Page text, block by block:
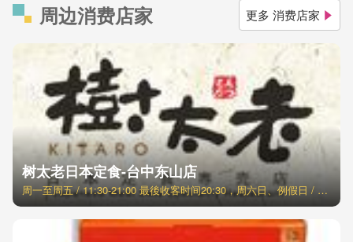
周边消费店家 更多 消费店家
树太老日本定食-台中东山店
周一至周五 / 11:30-21:00 最後收客时间20:30，周六日、例假日 / 11:00-21:30 最後收客时间21:00